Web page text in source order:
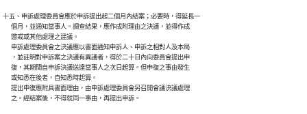
十五、申訴處理委員會應於申訴提出起二個月內結案；必要時，得延長一
      個月，並通知當事人。調查結果，應作成附理由之決議，並得作成
      懲戒或其他處理之建議。
      申訴處理委員會之決議應以書面通知申訴人、申訴之相對人及本局
      ，並註明對申訴案之決議有異議者，得於二十日內向委員會提出申
      復，其期間自申訴決議送達當事人之次日起算。但申復之事由發生
      或知悉在後者，自知悉時起算。
      提出申復應附具書面理由，由申訴處理委員會另召開會議決議處理
      之。經結案後，不得就同一事由，再提出申訴。